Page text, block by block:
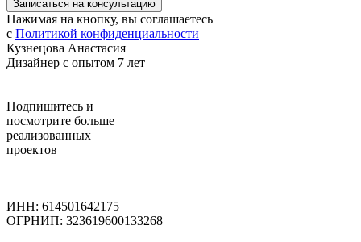
Записаться на консультацию
Нажимая на кнопку, вы соглашаетесь
с Политикой конфиденциальности
Кузнецова Анастасия
Дизайнер с опытом 7 лет
Подпишитесь и
посмотрите больше
реализованных
проектов
ИНН: 614501642175
ОГРНИП: 323619600133268